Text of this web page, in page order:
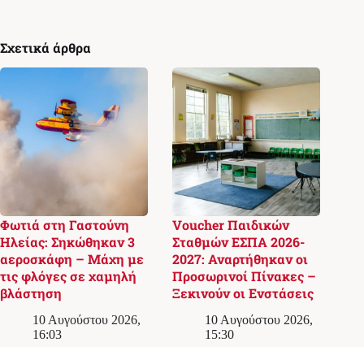
Σχετικά άρθρα
Φωτιά στη Γαστούνη
Ηλείας: Σηκώθηκαν 3
αεροσκάφη – Μάχη με
τις φλόγες σε χαμηλή
βλάστηση
10 Αυγούστου 2026,
16:03
Voucher Παιδικών
Σταθμών ΕΣΠΑ 2026-
2027: Αναρτήθηκαν οι
Προσωρινοί Πίνακες –
Ξεκινούν οι Ενστάσεις
10 Αυγούστου 2026,
15:30